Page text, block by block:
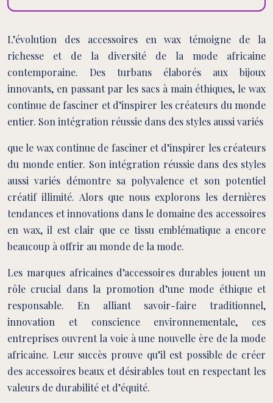
L’évolution des accessoires en wax témoigne de la
richesse et de la diversité de la mode africaine
contemporaine. Des turbans élaborés aux bijoux
innovants, en passant par les sacs à main éthiques, le wax
continue de fasciner et d’inspirer les créateurs du monde
entier. Son intégration réussie dans des styles aussi variés
que le wax continue de fasciner et d’inspirer les créateurs
du monde entier. Son intégration réussie dans des styles
aussi variés démontre sa polyvalence et son potentiel
créatif illimité. Alors que nous explorons les dernières
tendances et innovations dans le domaine des accessoires
en wax, il est clair que ce tissu emblématique a encore
beaucoup à offrir au monde de la mode.
Les marques africaines d’accessoires durables jouent un
rôle crucial dans la promotion d’une mode éthique et
responsable. En alliant savoir-faire traditionnel,
innovation et conscience environnementale, ces
entreprises ouvrent la voie à une nouvelle ère de la mode
africaine. Leur succès prouve qu’il est possible de créer
des accessoires beaux et désirables tout en respectant les
valeurs de durabilité et d’équité.